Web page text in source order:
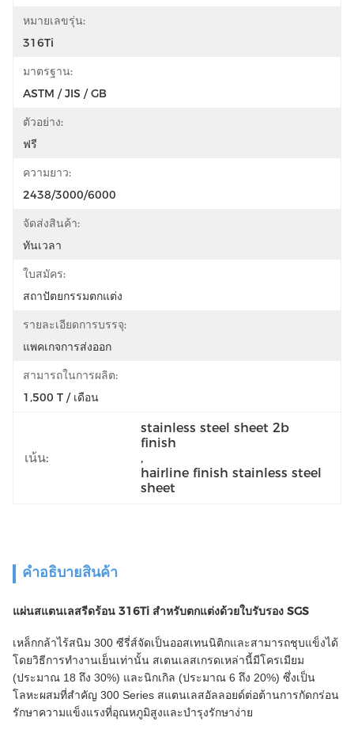
หมายเลขรุ่น:
316Ti
มาตรฐาน:
ASTM / JIS / GB
ตัวอย่าง:
ฟรี
ความยาว:
2438/3000/6000
จัดส่งสินค้า:
ทันเวลา
ใบสมัคร:
สถาปัตยกรรมตกแต่ง
รายละเอียดการบรรจุ:
แพคเกจการส่งออก
สามารถในการผลิต:
1,500 T / เดือน
เน้น:
stainless steel sheet 2b
finish
,
hairline finish stainless steel
sheet
คําอธิบายสินค้า
แผ่นสแตนเลสรีดร้อน 316Ti สำหรับตกแต่งด้วยใบรับรอง SGS
เหล็กกล้าไร้สนิม 300 ซีรี่ส์จัดเป็นออสเทนนิติกและสามารถชุบแข็งได้
โดยวิธีการทำงานเย็นเท่านั้น สเตนเลสเกรดเหล่านี้มีโครเมียม
(ประมาณ 18 ถึง 30%) และนิกเกิล (ประมาณ 6 ถึง 20%) ซึ่งเป็น
โลหะผสมที่สำคัญ 300 Series สแตนเลสอัลลอยด์ต่อต้านการกัดกร่อน
รักษาความแข็งแรงที่อุณหภูมิสูงและบำรุงรักษาง่าย